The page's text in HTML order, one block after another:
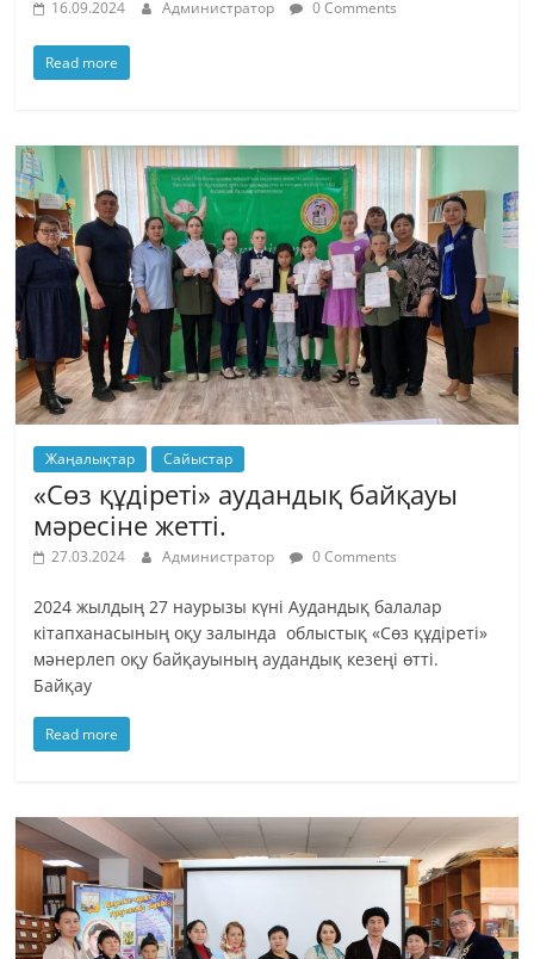
16.09.2024 Администратор 0 Comments
Read more
Жаңалықтар Сайыстар
«Сөз құдіреті» аудандық байқауы
мәресіне жетті.
27.03.2024 Администратор 0 Comments
2024 жылдың 27 наурызы күні Аудандық балалар
кітапханасының оқу залында облыстық «Сөз құдіреті»
мәнерлеп оқу байқауының аудандық кезеңі өтті.
Байқау
Read more